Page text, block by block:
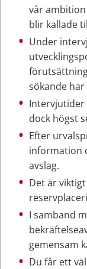
vår
blir kallade
Under
sökande
Intervjutider
dock högst
Efter
information
avslag.
Det är
I samband
gemensam
Du får ett